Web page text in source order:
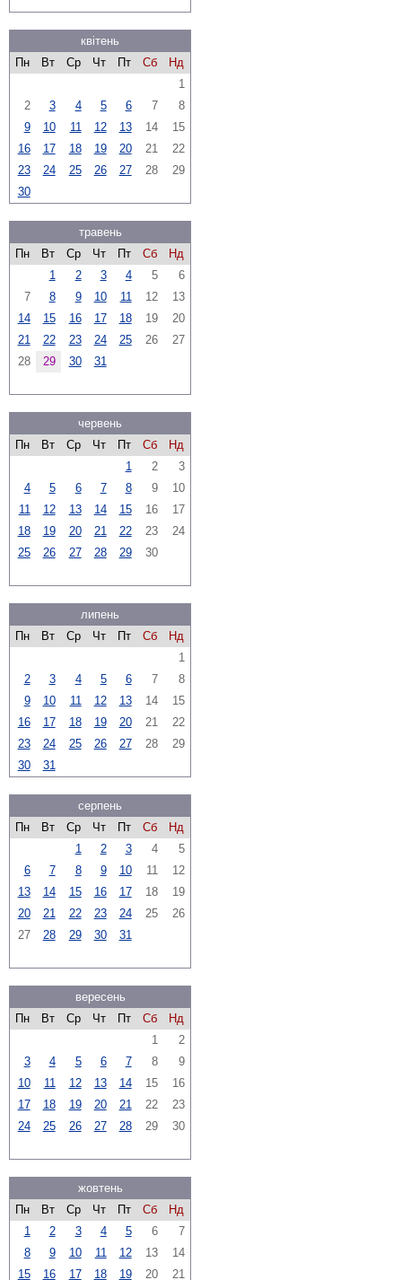
квітень
Пн
Вт Ср Чт Пт Сб
Нд
1
2
3 4 5 6 7
8
9
10 11 12 13 14
15
16
17 18 19 20 21
22
23
24 25 26 27 28
29
30
травень
Пн
Вт Ср Чт Пт Сб
Нд
1
2 3 4 5
6
7
8 9 10 11 12
13
14
15 16 17 18 19
20
21
22 23 24 25 26
27
28
29 30 31
червень
Пн
Вт Ср Чт Пт Сб
Нд
1
2
3
4
5 6 7 8 9
10
11
12 13 14 15 16
17
18
19 20 21 22 23
24
25
26 27 28 29 30
липень
Пн
Вт Ср Чт Пт Сб
Нд
1
2
3 4 5 6 7
8
9
10 11 12 13 14
15
16
17 18 19 20 21
22
23
24 25 26 27 28
29
30
31
серпень
Пн
Вт Ср Чт Пт Сб
Нд
1
2 3 4
5
6
7 8 9 10 11
12
13
14 15 16 17 18
19
20
21 22 23 24 25
26
27
28 29 30 31
вересень
Пн
Вт Ср Чт Пт Сб
Нд
1
2
3
4 5 6 7 8
9
10
11 12 13 14 15
16
17
18 19 20 21 22
23
24
25 26 27 28 29 30
жовтень
Пн
Вт Ср Чт Пт Сб
Нд
1
2 3 4 5 6
7
8
9 10 11 12 13
14
15
16 17 18 19 20 21